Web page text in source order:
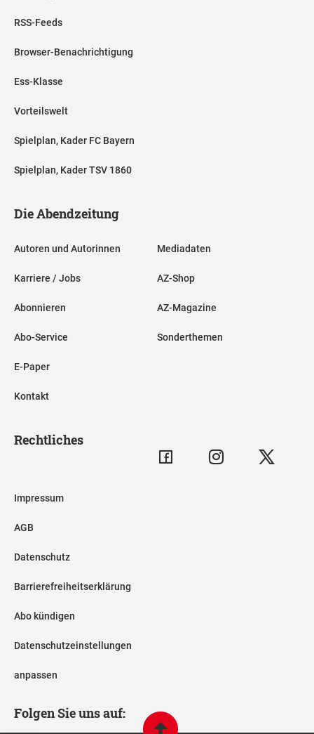
RSS-Feeds
Browser-Benachrichtigung
Ess-Klasse
Vorteilswelt
Spielplan, Kader FC Bayern
Spielplan, Kader TSV 1860
Die Abendzeitung
Autoren und Autorinnen
Karriere / Jobs
Abonnieren
Abo-Service
E-Paper
Kontakt
Mediadaten
AZ-Shop
AZ-Magazine
Sonderthemen
Rechtliches
Impressum
AGB
Datenschutz
Barrierefreiheitserklärung
Abo kündigen
Datenschutzeinstellungen
anpassen
Folgen Sie uns auf: